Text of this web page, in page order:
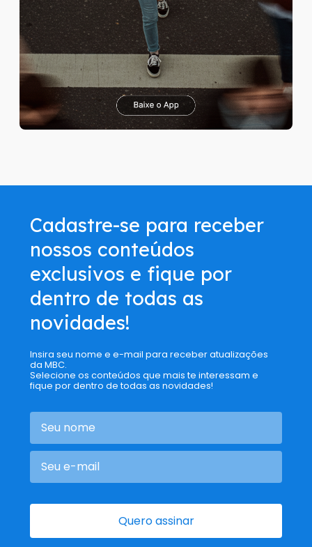
Cadastre-se para receber
nossos conteúdos
exclusivos e fique por
dentro de todas as
novidades!
Insira seu nome e e-mail para receber atualizações
da MBC.
Selecione os conteúdos que mais te interessam e
fique por dentro de todas as novidades!
Quero assinar